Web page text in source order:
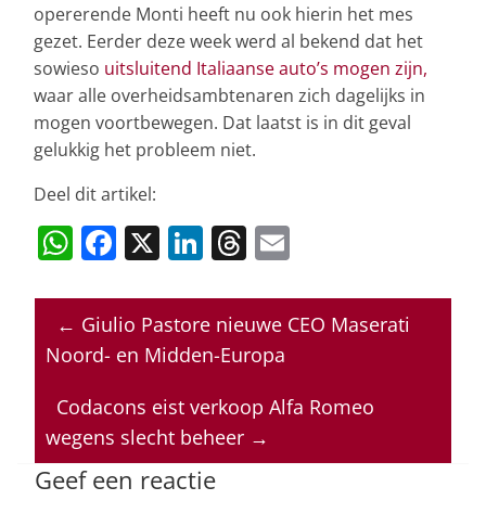
opererende Monti heeft nu ook hierin het mes
gezet. Eerder deze week werd al bekend dat het
sowieso uitsluitend Italiaanse auto’s mogen zijn,
waar alle overheidsambtenaren zich dagelijks in
mogen voortbewegen. Dat laatst is in dit geval
gelukkig het probleem niet.
Deel dit artikel:
W
at
s
p
p
F
c
e
o
o
k
X Li
k
e
n
T
re
a
d
s
ai
l
← Giulio Pastore nieuwe CEO Maserati
Noord- en Midden-Europa
Codacons eist verkoop Alfa Romeo
wegens slecht beheer →
Geef een reactie